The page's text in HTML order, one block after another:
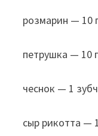
розмарин — 10
петрушка — 10 г
чеснок — 1
сыр рикотта —